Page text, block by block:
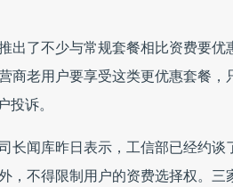
出了不少与常规套餐相比资费要优
商老用户要享受这类更优惠套餐，
投诉。
长闻库昨日表示，工信部已经约谈
，不得限制用户的资费选择权。三